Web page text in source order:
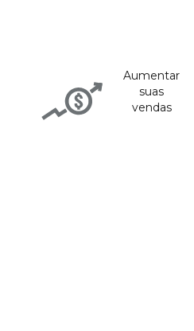
Aumentar
suas
vendas